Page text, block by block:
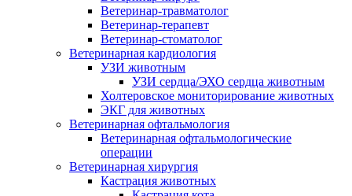
Ветеринар-травматолог
Ветеринар-терапевт
Ветеринар-стоматолог
Ветеринарная кардиология
УЗИ животным
УЗИ сердца/ЭХО сердца животным
Холтеровское мониторирование животных
ЭКГ для животных
Ветеринарная офтальмология
Ветеринарная офтальмологические
операции
Ветеринарная хирургия
Кастрация животных